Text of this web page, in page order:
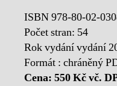
ISBN 978-80-02-
Počet stran: 54
Rok vydání vydání
Formát : chráněný
Cena: 550 Kč vč.